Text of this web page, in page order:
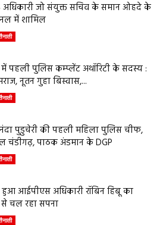
अधिकारी जो संयुक्त सचिव के समान ओहदे के
में शामिल
में पहली पुलिस कम्प्लेंट अथॉरिटी के सदस्य :
नूतन गुहा बिस्वास,...
पुडुचेरी की पहली महिला पुलिस चीफ,
चंडीगढ़, पाठक अंडमान के DGP
आईपीएस अधिकारी रॉबिन हिबू का
चल रहा सपना